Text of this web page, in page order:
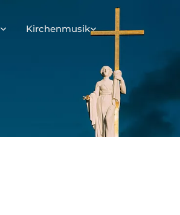
Kirchenmusik